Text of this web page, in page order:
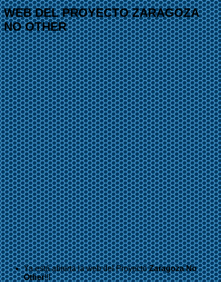
WEB DEL PROYECTO ZARAGOZA
NO OTHER
Ya está abierta la web del ProyectoZaragoza No
Other!!!